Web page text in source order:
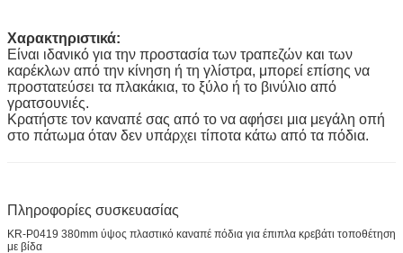
Χαρακτηριστικά:
Είναι ιδανικό για την προστασία των τραπεζών και των
καρέκλων από την κίνηση ή τη γλίστρα, μπορεί επίσης να
προστατεύσει τα πλακάκια, το ξύλο ή το βινύλιο από
γρατσουνιές.
Κρατήστε τον καναπέ σας από το να αφήσει μια μεγάλη οπή
στο πάτωμα όταν δεν υπάρχει τίποτα κάτω από τα πόδια.
Πληροφορίες συσκευασίας
KR-P0419 380mm ύψος πλαστικό καναπέ πόδια για έπιπλα κρεβάτι τοποθέτηση
με βίδα